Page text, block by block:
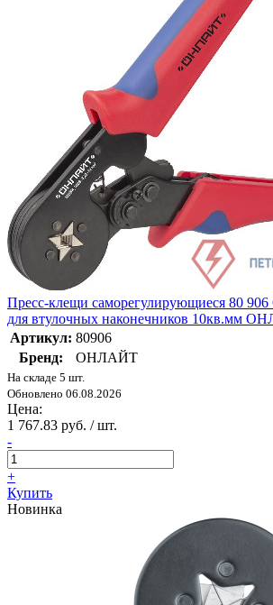
Пресс-клещи саморегулирующиеся 80
для втулочных наконечников 10кв.мм
Артикул: 80906
Бренд:
ОНЛАЙТ
На складе 5 шт.
Обновлено 06.08.2026
Цена:
1 767.83 руб. / шт.
-
+
Купить
Новинка